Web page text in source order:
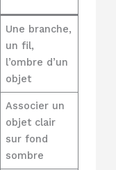
Une branche,
un fil,
l’ombre d’un
objet
Associer un
objet clair
sur fond
sombre